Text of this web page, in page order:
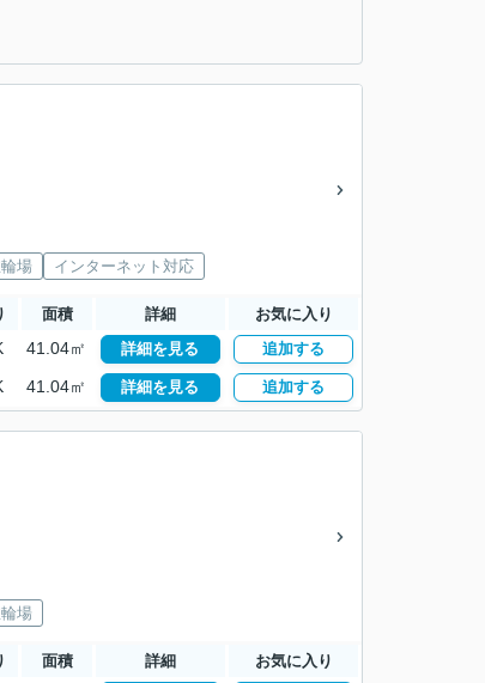
場 インターネット対応
面積 詳細 お気に入り
41.04㎡ 詳細を見る 追加する
41.04㎡ 詳細を見る 追加する
場
面積 詳細 お気に入り